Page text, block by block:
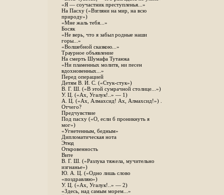
«Я — соучастник преступленья...»
На Пасху («Взгляни на мир, на всю
природу»)
«Мне жаль тебя...»
Босяк
«Не верь, что я забыл родные наши
горы...»
«Волшебной сказкою...»
Траурное объявление
На смерть Шумафа Тутаюка
«Ни пламенных молитв, ни песен
вдохновенных...»
Перед операцией
Детям В. И. С. («Стук-стук»)
В. Г. Ш. («В этой сумрачной столице...»)
У. Ц. («Ах, Угалук!..» — 1)
А. Ц. («Ах, Алмахсид! Ах, Алмахсид!») .
Отчего?
Предчувствие
Под пасху («О, если б проникнуть я
мог»)
«Угнетенным, бедным»
Дипломатическая нота
Этюд
Откровенность
Вите
B. Г. Ш. («Разлука тяжела, мучительно
изгнанье»)
Ю. А. Ц. («Одно лишь слово
«поздравляю»)
У. Ц. («Ах, Угалук!..» — 2)
«Здесь, над самым морем...»